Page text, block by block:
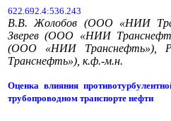
622.692.4:536.243
В.В. Жолобов (ООО «НИИ
Зверев (ООО «НИИ
(ООО «НИИ Транснефть»),
Транснефть»), к.ф.-м.н.
Оценка влияния
трубопроводном транспорте нефти